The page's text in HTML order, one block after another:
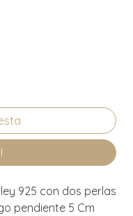
925 con dos perlas
pendiente 5 Cm